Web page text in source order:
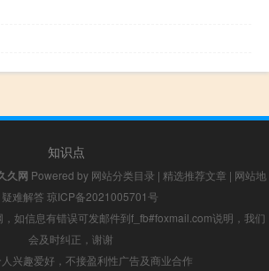
知识点
久网 Powered by 网站分类目录 | 精选推荐文章 | 网站地
疑难解答 琼ICP备2021005701号
如信息有错误可发邮件到f_fb#foxmail.com说明，我们
会及时纠正，谢谢
兴趣爱好，不接盈利性广告及商业合作